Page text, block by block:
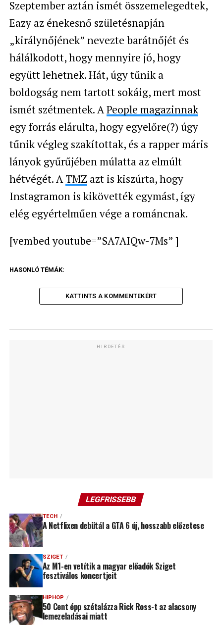
Szeptember aztán ismét összemelegedtek,
Eazy az énekesnő születésnapján
„királynőjének” nevezte barátnőjét és
hálálkodott, hogy mennyire jó, hogy
együtt lehetnek. Hát, úgy tűnik a
boldogság nem tartott sokáig, mert most
ismét szétmentek. APeople magazinnak
egy forrás elárulta, hogy egyelőre(?) úgy
tűnik végleg szakítottak, és a rapper máris
lányok gyűrűjében múlatta az elmúlt
hétvégét. ATMZ azt is kiszúrta, hogy
Instagramon is kikövették egymást, így
elég egyértelműen vége a románcnak.
[vembed youtube=”SA7AIQw-7Ms” ]
HASONLÓ TÉMÁK:
KATTINTS A KOMMENTEKÉRT
HIRDETÉS
LEGFRISSEBB
TECH
A Netflixen debütál a GTA 6 új, hosszabb előzetese
SZIGET
Az M1-en vetítik a magyar előadók Sziget
fesztiválos koncertjeit
HIPHOP
50 Cent épp szétalázza Rick Ross-t az alacsony
lemezeladásai miatt